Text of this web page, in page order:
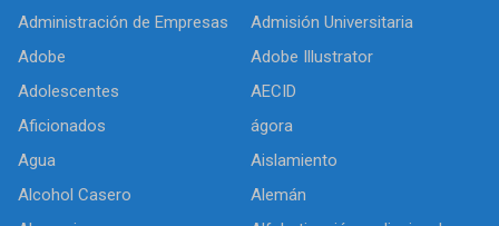
Administración de Empresas
Admisión Universitaria
Adobe
Adobe Illustrator
Adolescentes
AECID
Aficionados
ágora
Agua
Aislamiento
Alcohol Casero
Alemán